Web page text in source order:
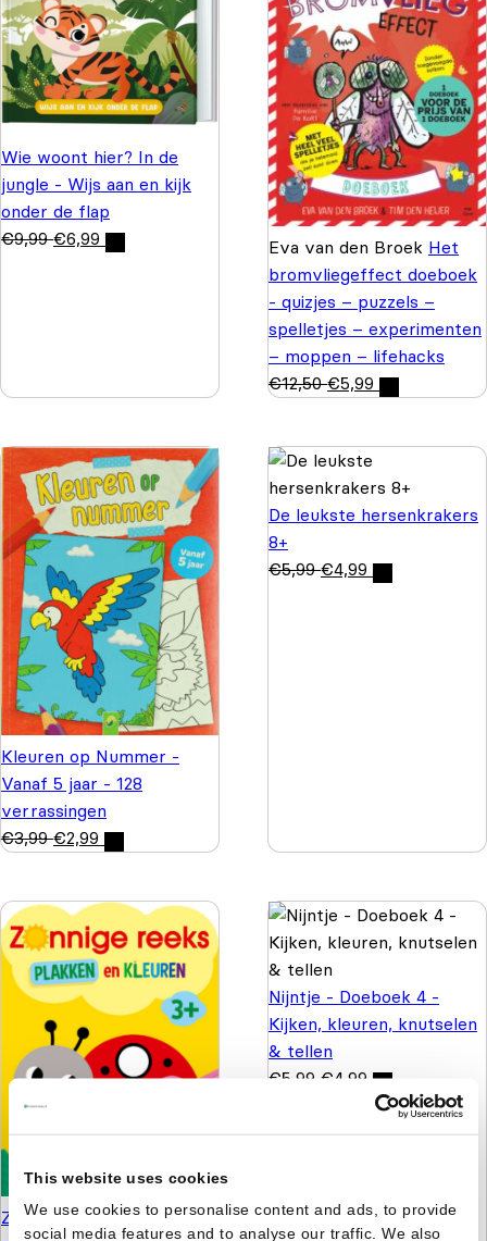
This website uses cookies
We use cookies to personalise content and ads, to provide
social media features and to analyse our traffic. We also
Wie woont hier? In de
jungle - Wijs aan en kijk
onder de flap
€9,99 €6,99 Eva van den Broek Het
bromvliegeffect doeboek
- quizjes – puzzels –
spelletjes – experimenten
– moppen – lifehacks
€12,50 €5,99
Kleuren op Nummer -
Vanaf 5 jaar - 128
verrassingen
€3,99 €2,99
De leukste hersenkrakers
8+
€5,99 €4,99
Zonnige reeks - Plakken
Nijntje - Doeboek 4 -
Kijken, kleuren, knutselen
& tellen
€5,99 €4,99